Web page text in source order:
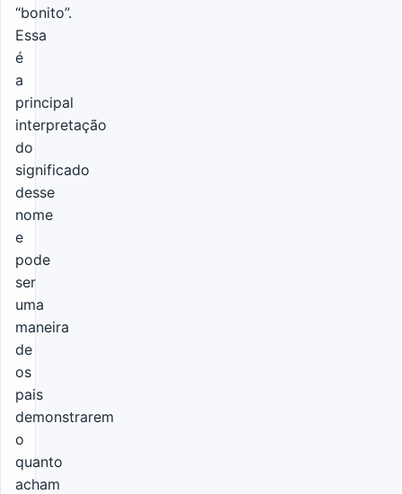
“bonito”.
Essa
é
a
principal
interpretação
do
significado
desse
nome
e
pode
ser
uma
maneira
de
os
pais
demonstrarem
o
quanto
acham